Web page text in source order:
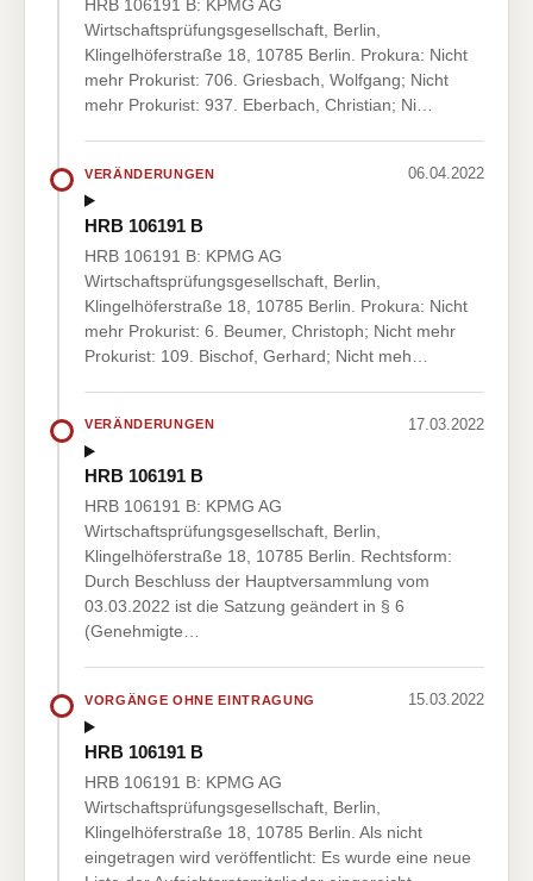
HRB 106191 B: KPMG AG
Wirtschaftsprüfungsgesellschaft, Berlin,
Klingelhöferstraße 18, 10785 Berlin. Prokura: Nicht
mehr Prokurist: 706. Griesbach, Wolfgang; Nicht
mehr Prokurist: 937. Eberbach, Christian; Ni…
VERÄNDERUNGEN 06.04.2022
HRB 106191 B
HRB 106191 B: KPMG AG
Wirtschaftsprüfungsgesellschaft, Berlin,
Klingelhöferstraße 18, 10785 Berlin. Prokura: Nicht
mehr Prokurist: 6. Beumer, Christoph; Nicht mehr
Prokurist: 109. Bischof, Gerhard; Nicht meh…
VERÄNDERUNGEN 17.03.2022
HRB 106191 B
HRB 106191 B: KPMG AG
Wirtschaftsprüfungsgesellschaft, Berlin,
Klingelhöferstraße 18, 10785 Berlin. Rechtsform:
Durch Beschluss der Hauptversammlung vom
03.03.2022 ist die Satzung geändert in § 6
(Genehmigte…
VORGÄNGE OHNE EINTRAGUNG 15.03.2022
HRB 106191 B
HRB 106191 B: KPMG AG
Wirtschaftsprüfungsgesellschaft, Berlin,
Klingelhöferstraße 18, 10785 Berlin. Als nicht
eingetragen wird veröffentlicht: Es wurde eine neue